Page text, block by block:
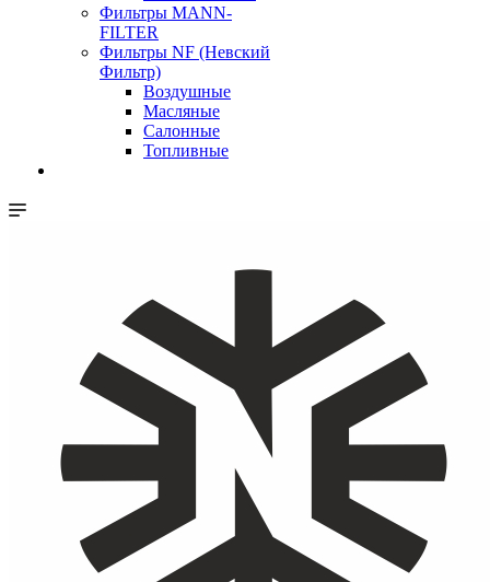
Фильтры MANN-
FILTER
Фильтры NF (Невский
Фильтр)
Воздушные
Масляные
Салонные
Топливные